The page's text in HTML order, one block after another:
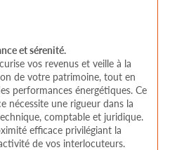
et sérenité.
vos revenus et veille à la
de votre patrimoine, tout en
performances énergétiques. Ce
nécessite une rigueur dans la
comptable et juridique.
efficace privilégiant la
de vos interlocuteurs.